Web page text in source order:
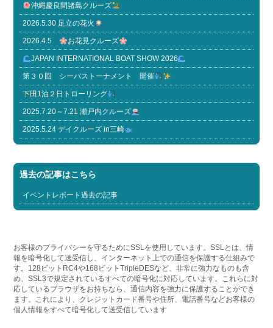
沖縄慶良間諸島クルーズ
2026.5.30 足立の花火
2026.4.5 お花見クルーズ
JAPAN INTERNATIONAL BOAT SHOW 2026
第３０回 シーバストーナメント 開催
下田1泊２日トローリング
2025.7.20～7.21 瀬戸内クルーズ
2025.5.24 デイクルーズ in三崎
過去の記事はこちら
イベントレポート過去の記事
お客様のプライバシーを守るためにSSLを使用しています。SSLとは、情
報を暗号化して送受信し、インターネット上での通信を保護する仕組みで
す。128ビットRC4や168ビットTripleDESなど、非常に強力なものも含
め、SSL3で規定されているすべての暗号化に対応しています。これらに対
応しているブラウザをお持ちなら、通信内容を強力に保護することができ
ます。これにより、クレジットカード番号や住所、電話番号などお客様の
個人情報をすべて暗号化して送受信しています